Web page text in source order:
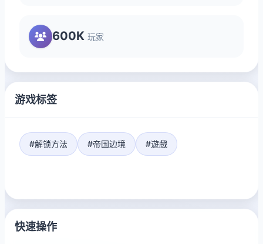
600K 玩家
游戏标签
#解锁方法 #帝国边境 #遊戲
快速操作